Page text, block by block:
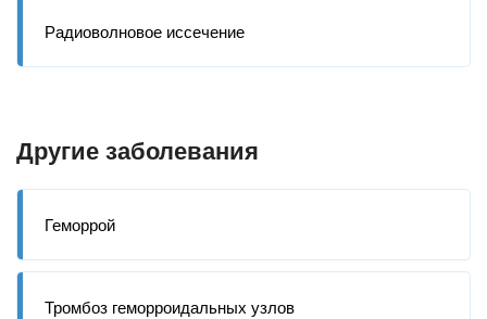
Радиоволновое иссечение
Другие заболевания
Геморрой
Тромбоз геморроидальных узлов